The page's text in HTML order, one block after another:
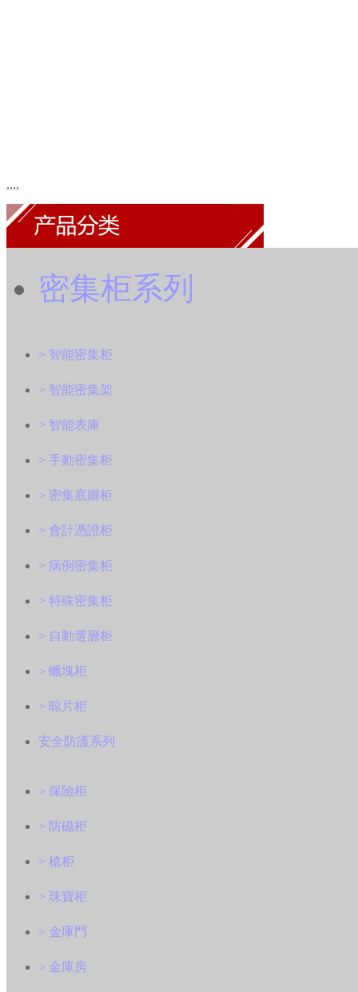
,,,,
密集柜系列
> 智能密集柜
> 智能密集架
> 智能表庫
> 手動密集柜
> 密集底圖柜
> 會計憑證柜
> 病例密集柜
> 特殊密集柜
> 自動選層柜
> 蠟塊柜
> 晾片柜
安全防護系列
> 保險柜
> 防磁柜
> 槍柜
> 珠寶柜
> 金庫門
> 金庫房